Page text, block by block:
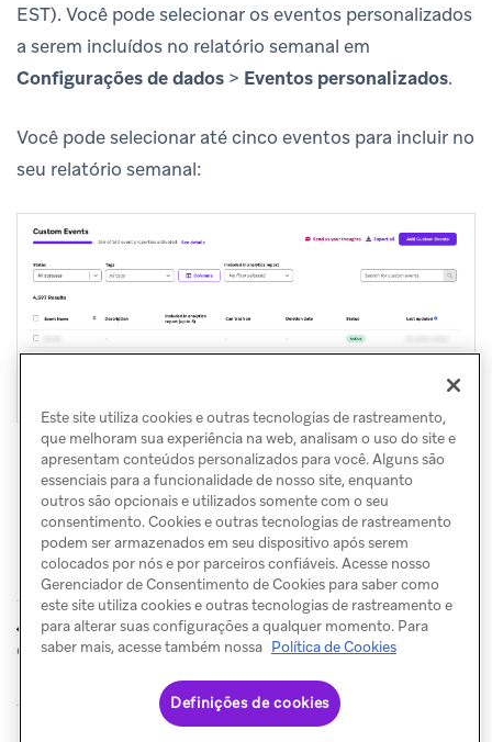
EST). Você pode selecionar os eventos personalizados
a serem incluídos no relatório semanal em
Configurações de dados > Eventos personalizados.
Você pode selecionar até cinco eventos para incluir no
seu relatório semanal:
ANTERIORInformações
de contato
PRÓXIMO
Configurações
de segurança
© Braze. All Rights Reserved Privacy Policy
Este site utiliza cookies e outras tecnologias de rastreamento,
que melhoram sua experiência na web, analisam o uso do site e
apresentam conteúdos personalizados para você. Alguns são
essenciais para a funcionalidade de nosso site, enquanto
outros são opcionais e utilizados somente com o seu
consentimento. Cookies e outras tecnologias de rastreamento
podem ser armazenados em seu dispositivo após serem
colocados por nós e por parceiros confiáveis. Acesse nosso
Gerenciador de Consentimento de Cookies para saber como
este site utiliza cookies e outras tecnologias de rastreamento e
para alterar suas configurações a qualquer momento. Para
saber mais, acesse também nossa Política de Cookies
Definições de cookies